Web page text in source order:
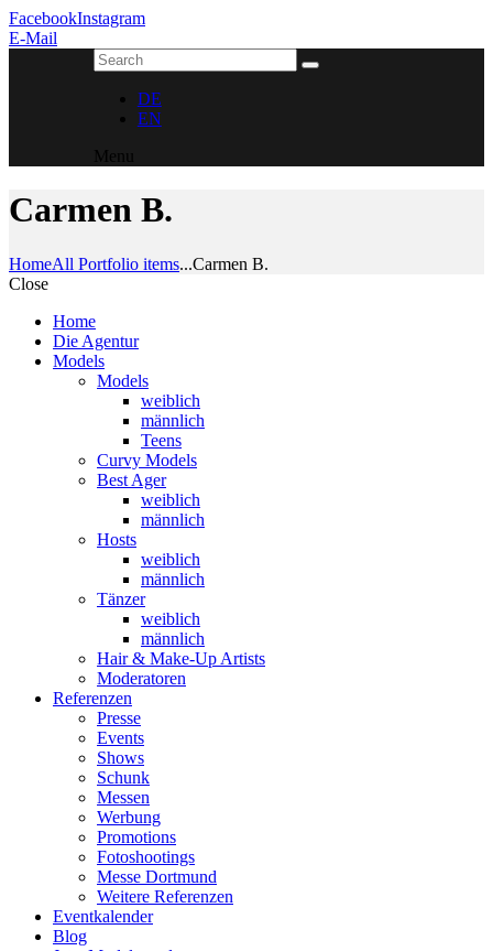
FacebookInstagram
E-Mail
DE
EN
Menu
Carmen B.
HomeAll Portfolio items...Carmen B.
Close
Home
Die Agentur
Models
Models
weiblich
männlich
Teens
Curvy Models
Best Ager
weiblich
männlich
Hosts
weiblich
männlich
Tänzer
weiblich
männlich
Hair & Make-Up Artists
Moderatoren
Referenzen
Presse
Events
Shows
Schunk
Messen
Werbung
Promotions
Fotoshootings
Messe Dortmund
Weitere Referenzen
Eventkalender
Blog